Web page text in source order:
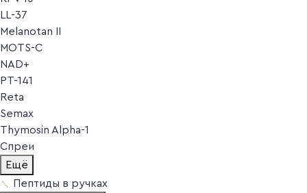
LL-37
Melanotan II
MOTS-C
NAD+
PT-141
Reta
Semax
Thymosin Alpha-1
Спреи
Ещё
Пептиды в ручках